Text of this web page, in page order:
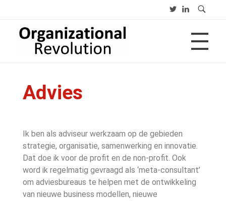
Advies
Opleiding
Lezing
PUBLICATIES
BLOGS
Advies
Ik ben als adviseur werkzaam op de gebieden
strategie, organisatie, samenwerking en innovatie.
Dat doe ik voor de profit en de non-profit. Ook
word ik regelmatig gevraagd als ‘meta-consultant’
om adviesbureaus te helpen met de ontwikkeling
van nieuwe business modellen, nieuwe